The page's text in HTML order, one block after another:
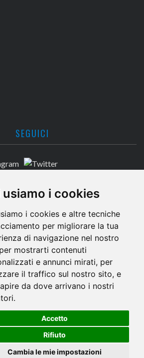
usiamo i cookies
i cookies e altre tecniche
per migliorare la tua
di navigazione nel nostro
mostrarti contenuti
e annunci mirati, per
il traffico sul nostro sito, e
da dove arrivano i nostri
Accetto
Rifiuto
Cambia le mie impostazioni
SEGUICI
CONTATTACI
Rights Reserved -- Quine srl – C.F./P IVA
della Protezione dei Dati: Avv. Monica